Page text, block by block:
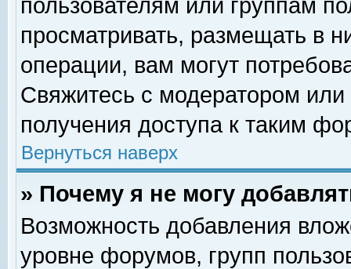
пользователям или группам
просматривать, размещать в
операции, вам могут
Свяжитесь с модератором
получения доступа к таким
Вернуться наверх
» Почему я не могу
Возможность добавления
уровне форумов, групп